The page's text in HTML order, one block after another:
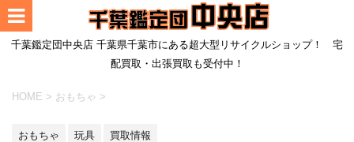
千葉鑑定団中央店 千葉県千葉市にある超大型リサイクルショップ！ 宅
配買取・出張買取も受付中！
HOME > おもちゃ >
おもちゃ 玩具 買取情報